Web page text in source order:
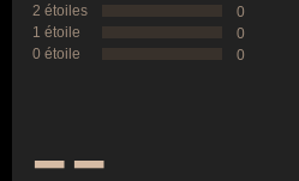
2 étoiles
0
1 étoile
0
0 étoile
0
--